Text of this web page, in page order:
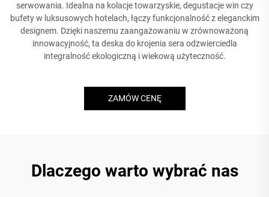
serwowania. Idealna na kolacje towarzyskie, degustacje win czy
bufety w luksusowych hotelach, łączy funkcjonalność z eleganckim
designem. Dzięki naszemu zaangażowaniu w zrównoważoną
innowacyjność, ta deska do krojenia sera odzwierciedla
integralność ekologiczną i wiekową użyteczność.
ZAMÓW CENĘ
Dlaczego warto wybrać nas